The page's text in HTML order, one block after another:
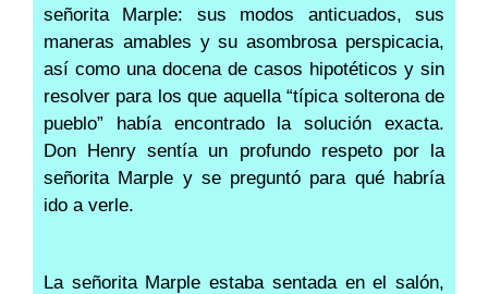
señorita Marple: sus modos anticuados, sus
maneras amables y su asombrosa perspicacia,
así como una docena de casos hipotéticos y sin
resolver para los que aquella “típica solterona de
pueblo” había encontrado la solución exacta.
Don Henry sentía un profundo respeto por la
señorita Marple y se preguntó para qué habría
ido a verle.
La señorita Marple estaba sentada en el salón,